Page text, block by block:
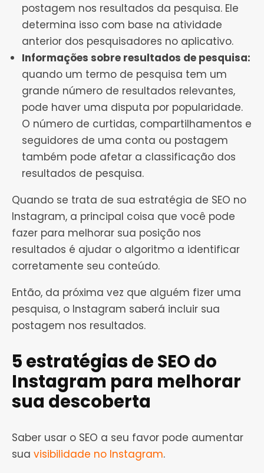
postagem nos resultados da pesquisa. Ele
determina isso com base na atividade
anterior dos pesquisadores no aplicativo.
Informações sobre resultados de pesquisa:
quando um termo de pesquisa tem um
grande número de resultados relevantes,
pode haver uma disputa por popularidade.
O número de curtidas, compartilhamentos e
seguidores de uma conta ou postagem
também pode afetar a classificação dos
resultados de pesquisa.
Quando se trata de sua estratégia de SEO no
Instagram, a principal coisa que você pode
fazer para melhorar sua posição nos
resultados é ajudar o algoritmo a identificar
corretamente seu conteúdo.
Então, da próxima vez que alguém fizer uma
pesquisa, o Instagram saberá incluir sua
postagem nos resultados.
5 estratégias de SEO do
Instagram para melhorar
sua descoberta
Saber usar o SEO a seu favor pode aumentar
sua visibilidade no Instagram.